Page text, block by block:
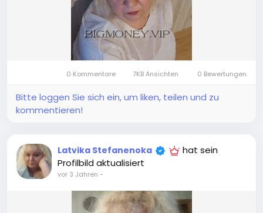
0 Kommentare 7KB Ansichten 0 Bewertungen
Bitte loggen Sie sich ein, um liken, teilen und zu
kommentieren!
Latvika Stefanenoka
hat sein
Profilbild aktualisiert
vor 3 Jahren -